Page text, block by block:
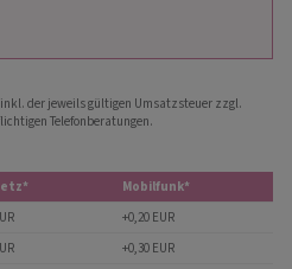
der jeweils gültigen Umsatzsteuer zzgl.
Telefonberatungen.
Mobilfunk*
+0,20 EUR
+0,30 EUR